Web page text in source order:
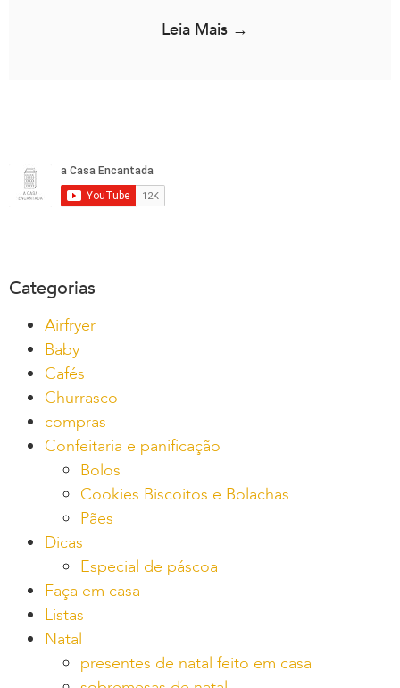
Leia Mais →
Categorias
Airfryer
Baby
Cafés
Churrasco
compras
Confeitaria e panificação
Bolos
Cookies Biscoitos e Bolachas
Pães
Dicas
Especial de páscoa
Faça em casa
Listas
Natal
presentes de natal feito em casa